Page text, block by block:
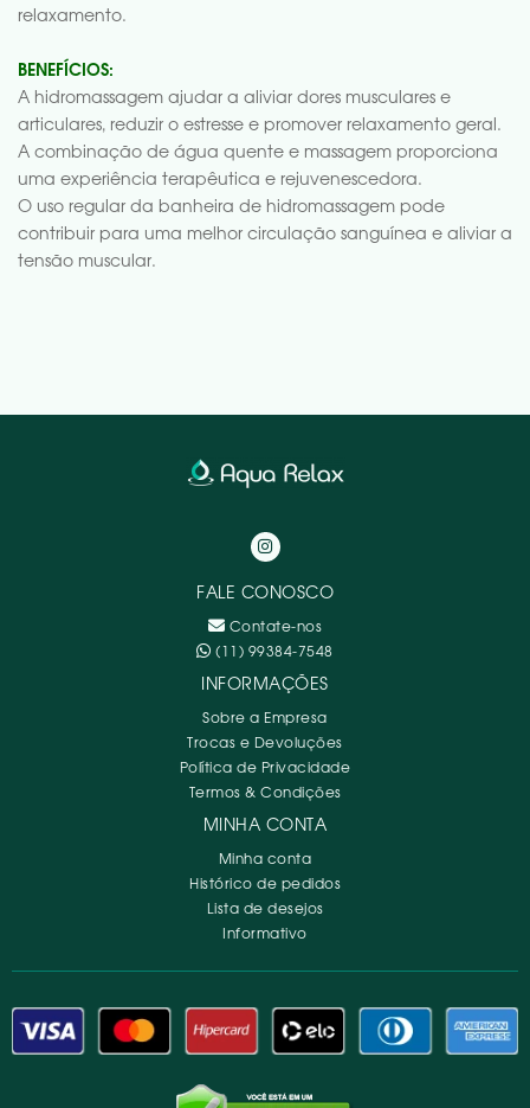
relaxamento.
BENEFÍCIOS:
A hidromassagem ajudar a aliviar dores musculares e
articulares, reduzir o estresse e promover relaxamento geral.
A combinação de água quente e massagem proporciona
uma experiência terapêutica e rejuvenescedora.
O uso regular da banheira de hidromassagem pode
contribuir para uma melhor circulação sanguínea e aliviar a
tensão muscular.
FALE CONOSCO
Contate-nos
(11) 99384-7548
INFORMAÇÕES
Sobre a Empresa
Trocas e Devoluções
Política de Privacidade
Termos & Condições
MINHA CONTA
Minha conta
Histórico de pedidos
Lista de desejos
Informativo